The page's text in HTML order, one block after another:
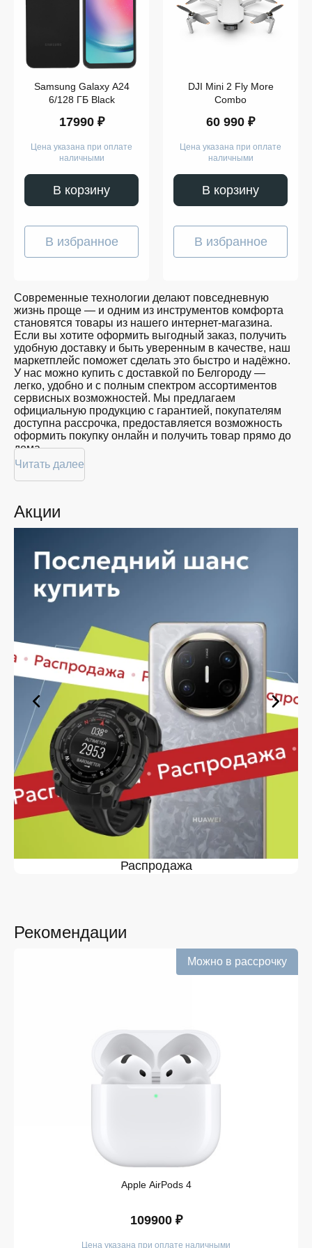
Компьютеры
Гаджеты
Аксессуары
Apple
Samsung
наушники
пылесосы
Выпрямители
волос
Стайлеры
и
работа
Забота
о
близких
Красота
Спорт
Для
дома
Цена
от
до
Показать
ещё
Память
128
GB
Samsung Galaxy A24
6/128 ГБ Black
17990 ₽
Цена указана при оплате
наличными
В корзину
В избранное
DJI Mini 2 Fly More
Combo
60 990 ₽
Цена указана при оплате
наличными
В корзину
В избранное
Современные технологии делают повседневную
жизнь проще — и одним из инструментов комфорта
становятся товары из нашего интернет-магазина.
Если вы хотите оформить выгодный заказ, получить
удобную доставку и быть уверенным в качестве, наш
маркетплейс поможет сделать это быстро и надёжно.
У нас можно купить с доставкой по Белгороду —
легко, удобно и с полным спектром ассортиментов
сервисных возможностей. Мы предлагаем
официальную продукцию с гарантией, покупателям
доступна рассрочка, предоставляется возможность
оформить покупку онлайн и получить товар прямо до
дома.
Покупателям доступна покупка по привлекательной
цене: мы регулярно обновляем ассортимент, следим
выбор продукции. В нашем магазине в Белгороде вы
всегда найдёте нужный продукт в нужный момент.
объема, с возможностью выполнить бесплатную
доставку.
Планируете покупку в рассрочку? У нас есть такая
услуга. Мы предлагаем удобные условия оплаты,
выберите нужную позицию, добавьте в корзину и
оформите заявку — купить в Белгороде вы сможете в
кратчайшие сроки.
Ассортимент в магазине iSpace в
Белгороде
На нашей торговой платформе представлен широкий
выбор продукции. Среди ассортимента, как новинки
рынка, так и проверенные временем модели. Каждый
продукт в каталоге соответствует стандартам
качества. Вы можете выбрать и заказать в Белгороде
в удобной конфигурации и с доступной ценой.
Мы постоянно обновляем ассортимент, отслеживаем
наличие, поддерживаем актуальность информации,
касающейся цен и наличия. Благодаря этому клиенты
получают лучшие предложения и экономят своё
время. Преимущества покупки у нас:
Подтверждённое наличие на складе.
Информация о наличии обновляется в режиме
покупки по всем ассортиментам с рассрочкой.
При необходимости можно уточнить детали по
рассрочке прямо в карточке товара.
Оперативная доставка по Белгороду. Курьерская
Такой подход делает покупку простой и безопасной.
Мы гарантируем, что вы получите именно тот продукт,
подтверждёнными характеристиками и официальной
Читать далее
Акции
Распродажа
Рекомендации
Можно в рассрочку
Apple AirPods 4
109900 ₽
Цена указана при оплате наличными